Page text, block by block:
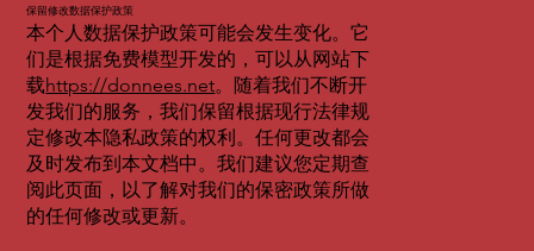
保留修改数据保护政策
本个人数据保护政策可能会发生变化。它
们是根据免费模型开发的，可以从网站下
载https://donnees.net。随着我们不断开
发我们的服务，我们保留根据现行法律规
定修改本隐私政策的权利。任何更改都会
及时发布到本文档中。我们建议您定期查
阅此页面，以了解对我们的保密政策所做
的任何修改或更新。